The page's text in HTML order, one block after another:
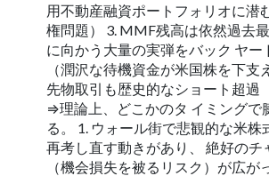
用不動産融資ポートフォリオに潜
権問題） 3. MMF残高は依然過去
に向かう大量の実弾をバック ヤー
（潤沢な待機資金が米国株を下支
先物取引も歴史的なショート超過
⇒理論上、どこかのタ イミングで
る。 1. ウォール街で悲観的な米株
再考し直す動きがあり、 絶好のチ
（機会損失を被るリスク）が広が